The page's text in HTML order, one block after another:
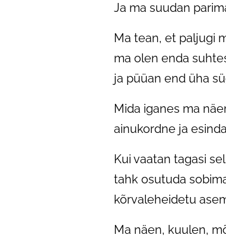
Ja ma suudan
Ma tean, et paljugi
ma olen enda
ja püüan end üha
Mida iganes ma
ainukordne ja
Kui vaatan tagasi
tahk osutuda
kõrvaleheidetu
Ma näen, kuulen,